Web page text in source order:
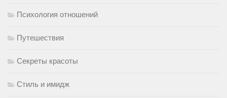
Психология отношений
Путешествия
Секреты красоты
Стиль и имидж